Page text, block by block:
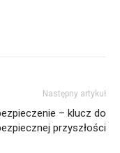
Następny artykuł
– klucz do
przyszłości